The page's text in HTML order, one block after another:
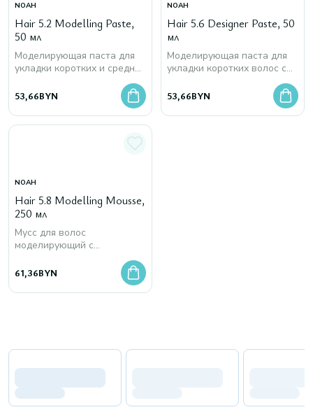
NOAH
Hair 5.2 Modelling Paste,
50 мл
Моделирующая паста для
укладки коротких и средней
длины волос с геранью и
сладким фенхелем
53,66BYN
NOAH
Hair 5.6 Designer Paste, 50
мл
Моделирующая паста для
укладки коротких волос с
53,66BYN
NOAH
Hair 5.8 Modelling Mousse,
250 мл
Мусс для волос
моделирующий с
миндальным и аргановым
маслом
61,36BYN